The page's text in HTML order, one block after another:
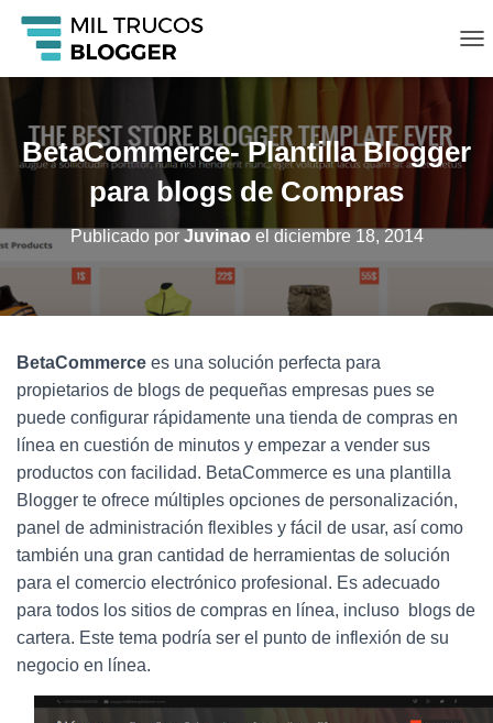
A
E
BetaCommerce- Plantilla Blogger
para blogs de Compras
Publicado por Juvinaoel diciembre 18, 2014
BetaCommerce es una solución perfecta para
propietarios de blogs de pequeñas empresas pues se
puede configurar rápidamente una tienda de compras en
línea en cuestión de minutos y empezar a vender sus
productos con facilidad. BetaCommerce es una plantilla
Blogger te ofrece múltiples opciones de personalización,
panel de administración flexibles y fácil de usar, así como
también una gran cantidad de herramientas de solución
para el comercio electrónico profesional. Es adecuado
para todos los sitios de compras en línea, incluso blogs de
cartera. Este tema podría ser el punto de inflexión de su
negocio en línea.